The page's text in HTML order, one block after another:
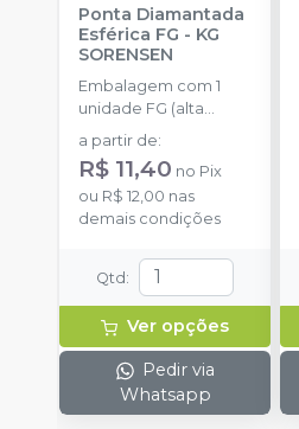
Ponta Diamantada
Esférica FG - KG
SORENSEN
Embalagem com 1
unidade FG (alta
rotação).
a partir de:
R$ 11,40 no Pix
ou R$ 12,00 nas
demais condições
Qtd :
Ver opções
Pedir via
Whatsapp